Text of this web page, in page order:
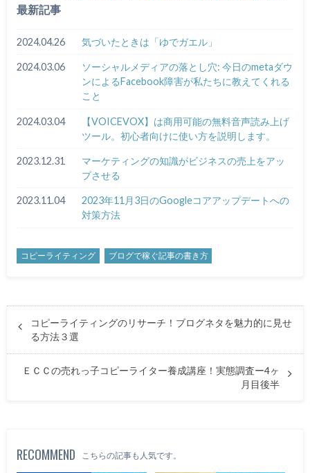
最新記事
2024.04.26 気づいたときは「ゆでガエル」
2024.03.06
ソーシャルメディアの落とし穴: 今日のmetaダウ
ンによるFacebook障害が私たちに教えてくれる
こと
2024.03.04
【VOICEVOX】は商用可能の無料音声読み上げ
ツール。初心者向けに使い方を説明します。
2023.12.31
マーケティングの知識がビジネスの売上をアッ
プさせる
2023.11.04
2023年11月3日のGoogleコアアップデートへの
対策方法
コピーライティング ブログで稼ぐ記事の書き方
コピーライティングのリサーチ！ブログネタを魅力的に見せ
る方法３選
ＥＣＣの売れっ子コピーライター養成講座！実態調査ー4ヶ
月目後半
RECOMMEND こちらの記事も人気です。